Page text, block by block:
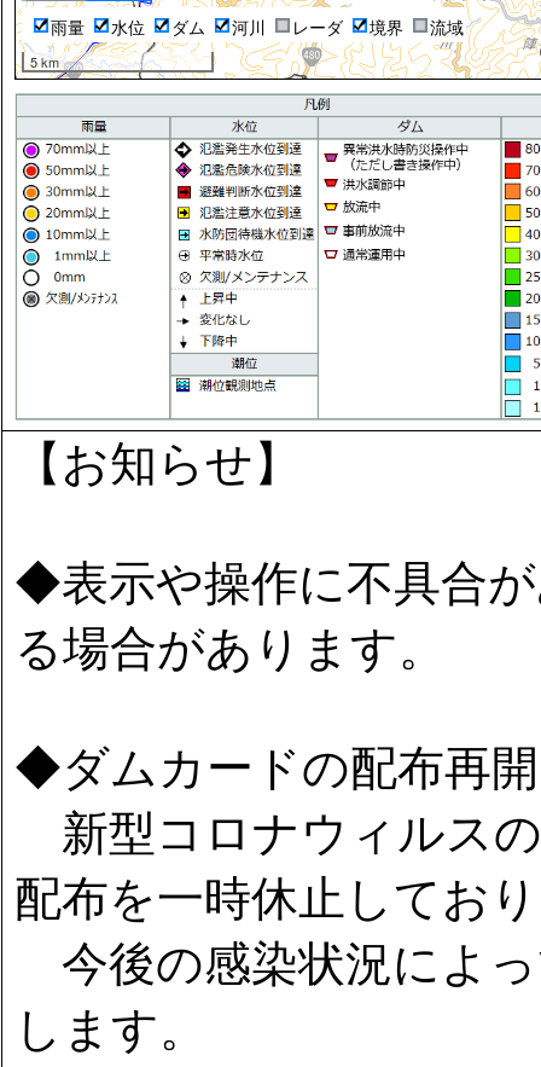
雨量 水位 ダム 河川 レーダ 境界 流域
5 km
【お知らせ】
◆表示や操作に不具合
る場合があります。
◆ダムカードの配布再
新型コロナウィルス
配布を一時休止してお
今後の感染状況によ
します。